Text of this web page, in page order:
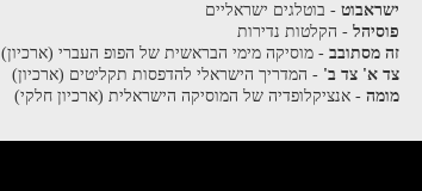
ישראבוט- בוטלגים ישראליים
פוסיהל- הקלטות נדירות
זה מסתובב- מוסיקה מימי הבראשית של הפופ העברי (ארכיון)
צד א' צד ב' - המדריך הישראלי להדפסות תקליטים (ארכיון)
מומה- אנציקלופדיה של המוסיקה הישראלית (ארכיון חלקי)